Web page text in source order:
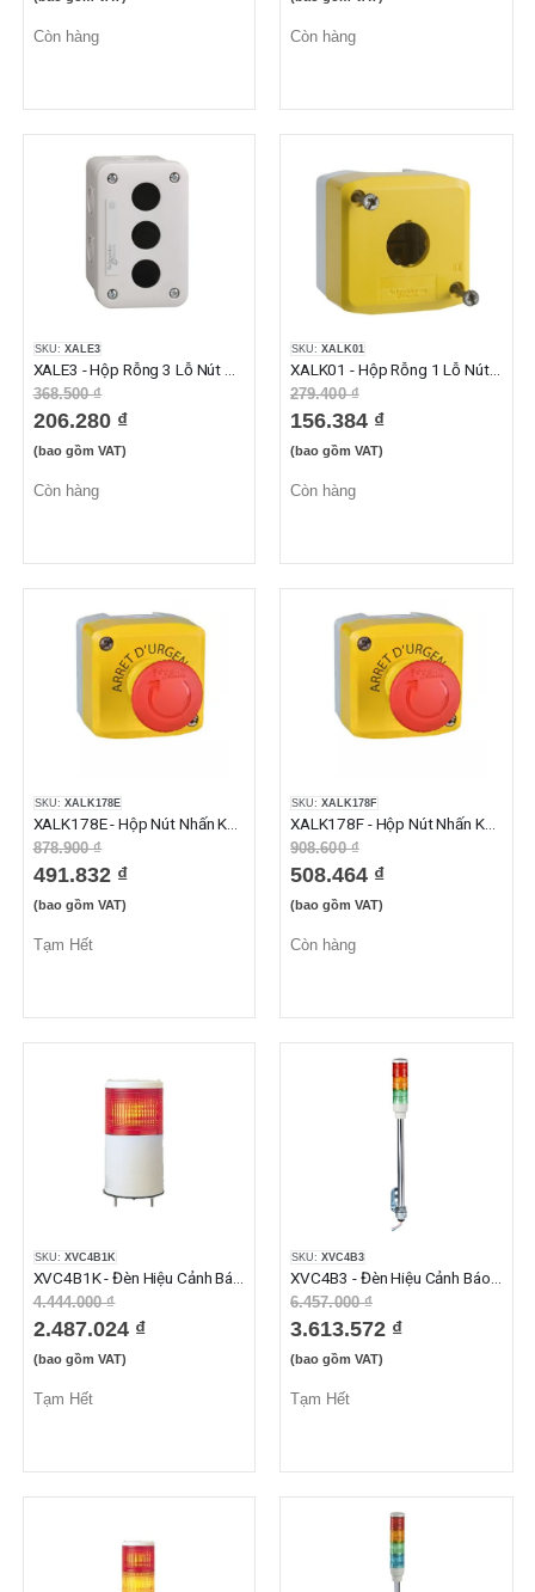
Còn hàng Còn hàng
SKU: XALE3
368.500 ₫
206.280 ₫
(bao gồm VAT)
Còn hàng
SKU: XALK01
XALK01 - Hộp Rỗng 1 Lỗ Nút Nhấn Phi 22mm Màu Vàng
279.400 ₫
156.384 ₫
(bao gồm VAT)
Còn hàng
SKU: XALK178E
878.900 ₫
491.832 ₫
(bao gồm VAT)
Tạm Hết
SKU: XALK178F
XALK178F - Hộp Nút Nhấn Khẩn Cấp Xoay Để Nhả 2NC Phi 22mm Màu Vàng
908.600 ₫
508.464 ₫
(bao gồm VAT)
Còn hàng
SKU: XVC4B1K
4.444.000 ₫
2.487.024 ₫
(bao gồm VAT)
Tạm Hết
SKU: XVC4B3
6.457.000 ₫
3.613.572 ₫
(bao gồm VAT)
Tạm Hết